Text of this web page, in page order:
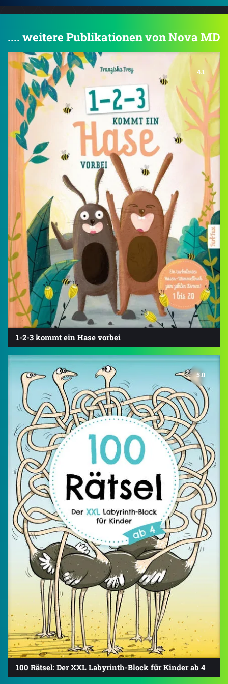
.... weitere Publikationen von Nova MD
4.1
1-2-3 kommt ein Hase vorbei
5.0
100 Rätsel: Der XXL Labyrinth-Block für Kinder ab 4